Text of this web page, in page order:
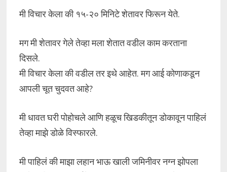
मी विचार केला की १५-२० मिनिटे शेतावर फिरून येते.
मग मी शेतावर गेले तेव्हा मला शेतात वडील काम करताना
दिसले.
मी विचार केला की वडील तर इथे आहेत. मग आई कोणाकडून
आपली चूत चुदवत आहे?
मी धावत घरी पोहोचले आणि हळूच खिडकीतून डोकावून पाहिलं
तेव्हा माझे डोळे विस्फारले.
मी पाहिलं की माझा लहान भाऊ खाली जमिनीवर नग्न झोपला